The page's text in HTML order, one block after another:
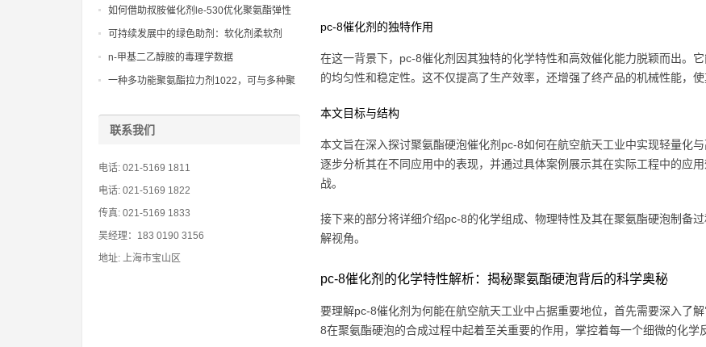
pc-8催化剂的独特作用
在这一背景下，pc-8催化剂因其独特的化学特性和高效催化能力脱颖而出。
的均匀性和稳定性。这不仅提高了生产效率，还增强了终产品的机械性能，
本文目标与结构
本文旨在深入探讨聚氨酯硬泡催化剂pc-8如何在航空航天工业中实现轻量化
逐步分析其在不同应用中的表现，并通过具体案例展示其在实际工程中的应
战。
接下来的部分将详细介绍pc-8的化学组成、物理特性及其在聚氨酯硬泡制备
解视角。
pc-8催化剂的化学特性解析：揭秘聚氨酯硬泡背后的科学奥秘
要理解pc-8催化剂为何能在航空航天工业中占据重要地位，首先需要深入了
8在聚氨酯硬泡的合成过程中起着至关重要的作用，掌控着每一个细微的化学
化体系的离子纯度(cl-<5ppm)
如何借助叔胺催化剂le-530优化聚氨酯弹性
体的机械性能
可持续发展中的绿色助剂：软化剂柔软剂
g213的应用前景
n-甲基二乙醇胺的毒理学数据
一种多功能聚氨酯拉力剂1022，可与多种聚
联系我们
电话: 021-5169 1811
电话: 021-5169 1822
传真: 021-5169 1833
吴经理：183 0190 3156
地址: 上海市宝山区